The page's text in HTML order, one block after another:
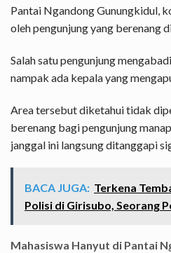
Pantai Ngandong Gunungkidul,
oleh pengunjung yang berenang
Salah satu pengunjung
nampak ada kepala yang
Area tersebut diketahui tidak
berenang bagi pengunjung
janggal ini langsung ditanggapi
BACA JUGA: Terkena
Polisi di Girisubo, Seorang
Mahasiswa Hanyut di Pantai